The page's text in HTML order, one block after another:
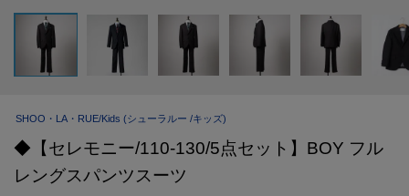
SHOO・LA・RUE/Kids (シューラルー /キッズ)
◆【セレモニー/110-130/5点セット】BOY フル
レングスパンツスーツ